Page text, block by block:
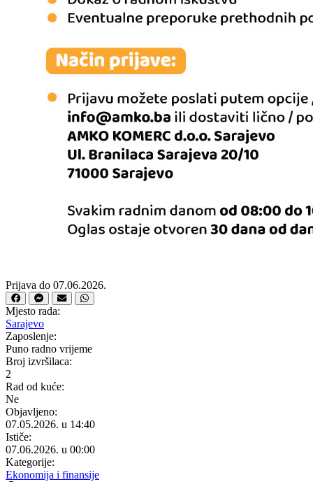
Prijava do 07.06.2026.
Mjesto rada:
Sarajevo
Zaposlenje:
Puno radno vrijeme
Broj izvršilaca:
2
Rad od kuće:
Ne
Objavljeno:
07.05.2026. u 14:40
Ističe:
07.06.2026. u 00:00
Kategorije:
Ekonomija i finansije